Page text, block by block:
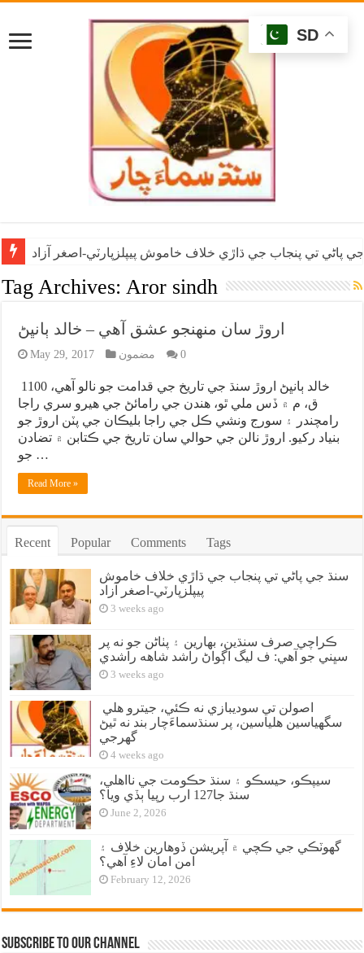
پاڻي تي پنجاب جي ڌاڙي خلاف خاموش پيپلزپارٽي-اصغر آزاد
Tag Archives:Aror sindh
اروڙ سان منهنجو عشق آهي – خالد ٻانڀڻ
May 29, 2017 مضمون 0
ق، م ۾ ڏس ملي ٿو، هندن جي رامائڻ جي هيرو سري راجا
رامچندر ۽ سورج ونشي ڪل جي راجا بليڪان جي پٽن اروڙ جو
بنياد رکيو. اروڙ نالن جي حوالي سان تاريخ جي ڪتابن ۾ تضادن
جو …
Read More »
Recent Popular Comments Tags
سنڌ جي پاڻي تي پنجاب جي ڌاڙي خلاف خاموش
پيپلزپارٽي-اصغر آزاد
3 weeks ago
ڪراچي صرف سنڌين، بهارين ۽ پٺاڻن جو نه پر
سڀني جو آهي: ف ليگ اڳواڻ راشد شاهه راشدي
3 weeks ago
سگهياسين هلياسين، پر سنڌسماءَچار بند نه ٿيڻ
گهرجي
4 weeks ago
سيپڪو، حيسڪو ۽ سنڌ حڪومت جي نااهلي،
سنڌ جا127 ارب رپيا ٻڏي ويا؟
June 2, 2026
گهوٽڪي جي ڪچي ۾ آپريشن ڏوهارين خلاف ۽
امن امان لاءِ آهي؟
February 12, 2026
Subscribe to our Channel
SD